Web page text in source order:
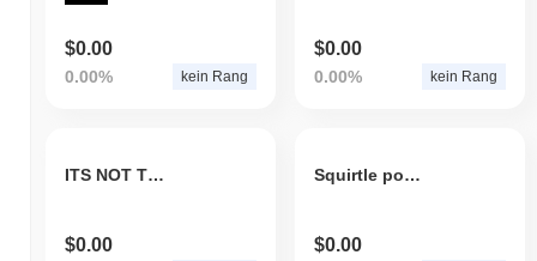
$0.00
0.00% kein Rang
$0.00
0.00% kein Rang
ITS NOT TOKEN
$0.00
Squirtle pokemon
$0.00